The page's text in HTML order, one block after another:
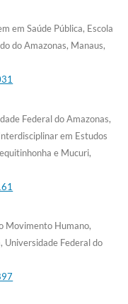
em Saúde Pública, Escola
do Amazonas, Manaus,
Federal do Amazonas,
em Estudos
e Mucuri,
Movimento Humano,
Universidade Federal do